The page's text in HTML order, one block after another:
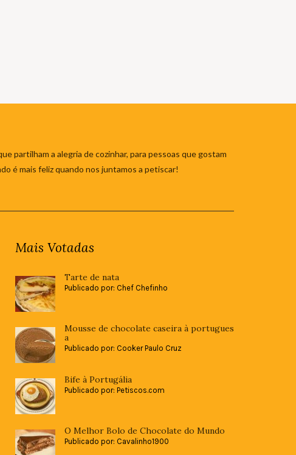
partilham a alegria de cozinhar, para pessoas que gostam
é mais feliz quando nos juntamos a petiscar!
Mais Votadas
Tarte de nata
Publicado por: Chef Chefinho
Mousse de chocolate caseira à portugues
a
Publicado por: Cooker Paulo Cruz
Bife à Portugália
Publicado por: Petiscos.com
O Melhor Bolo de Chocolate do Mundo
Publicado por: Cavalinho1900